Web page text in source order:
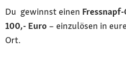
Du gewinnst einen
100,- Euro – einzulösen in
Ort.